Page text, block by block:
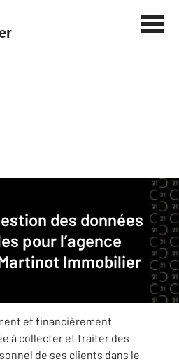
pour l’agence
Martinot Immobilier
personnelles pour l’agence CENTURY 21
est une agence
du réseau de franchise
et financièrement
à collecter et traiter des
de ses clients dans le